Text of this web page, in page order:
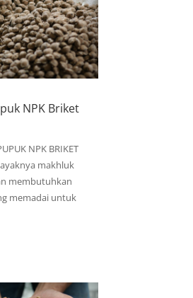
NPK Briket
NPK BRIKET
makhluk
membutuhkan
memadai untuk